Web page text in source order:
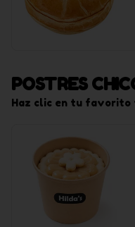
POSTRES
Haz clic en tu favorito